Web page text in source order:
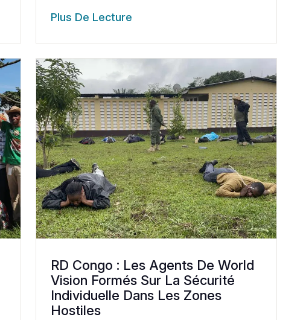
Plus De Lecture
RD Congo : Les Agents De World
Vision Formés Sur La Sécurité
Individuelle Dans Les Zones
Hostiles